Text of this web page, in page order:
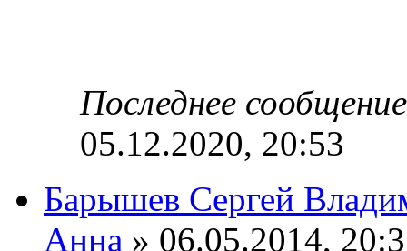
Последнее
05.12.2020, 20:53
Барышев Сергей
Анна » 06.05.2014,